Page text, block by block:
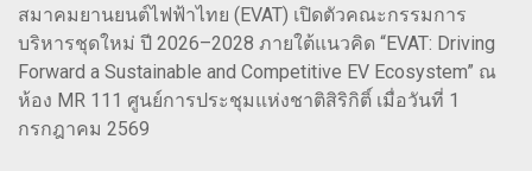
สมาคมยานยนต์ไฟฟ้าไทย (EVAT) เปิดตัวคณะกรรมการ
บริหารชุดใหม่ ปี 2026–2028 ภายใต้แนวคิด “EVAT: Driving
Forward a Sustainable and Competitive EV Ecosystem” ณ
ห้อง MR 111 ศูนย์การประชุมแห่งชาติสิริกิติ์ เมื่อวันที่ 1
กรกฎาคม 2569